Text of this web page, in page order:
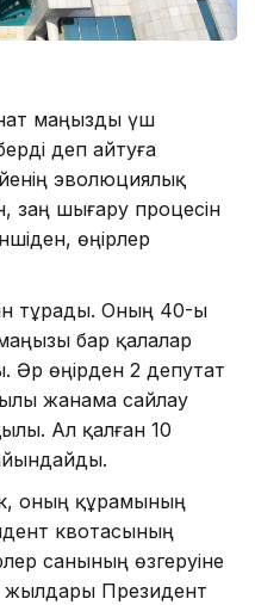
маңызды үш
деп айтуға
эволюциялық
заң шығару процесін
өңірлер
тұрады. Оның 40-ы
бар қалалар
Әр өңірден 2 депутат
жанама сайлау
Ал қалған 10
оның құрамының
квотасының
санының өзгеруіне
жылдары Президент